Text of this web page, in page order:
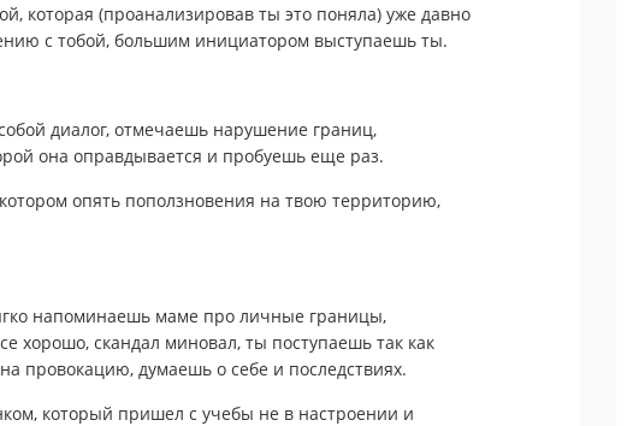
которая (проанализировав ты это поняла) уже давно
с тобой, большим инициатором выступаешь ты.
диалог, отмечаешь нарушение границ,
она оправдывается и пробуешь еще раз.
опять поползновения на твою территорию,
напоминаешь маме про личные границы,
хорошо, скандал миновал, ты поступаешь так как
провокацию, думаешь о себе и последствиях.
который пришел с учебы не в настроении и